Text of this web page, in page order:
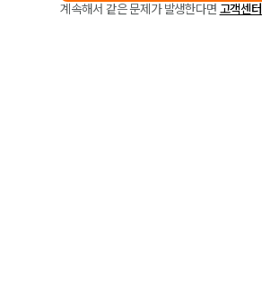
계속해서 같은 문제가 발생한다면 고객센터